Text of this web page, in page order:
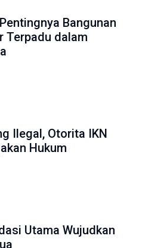
Bangunan
Terpadu dalam
Ilegal, Otorita IKN
Hukum
Utama Wujudkan